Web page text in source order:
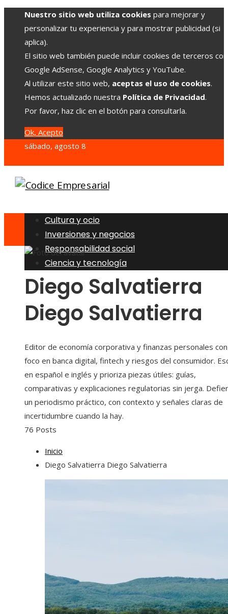
Nuestro sitio web utiliza cookies para mejorar y
personalizar tu experiencia y para mostrar publicidad (si
aplica).
El sitio web también puede incluir cookies de terceros
Google AdSense, Google Analytics y YouTube.
Al utilizar este sitio web, aceptas el uso de cookies.
Hemos actualizado nuestra Política de Privacidad.
Por favor, haz clic en el botón para consultarla.
Ok, Acepto
sábado, agosto 8
Cultura y ocio
Inversiones y negocios
Responsabilidad social
Ciencia y tecnología
Diego Salvatierra
Diego Salvatierra
Editor de economía corporativa y finanzas personales con
foco en banca digital, fintech y riesgos del consumidor.
en español e inglés y prioriza piezas útiles: guías,
comparativas y explicaciones regulatorias sin jerga.
un periodismo práctico, con contexto y señales claras de
incertidumbre cuando la hay.
76 Posts
Inicio
Diego Salvatierra Diego Salvatierra